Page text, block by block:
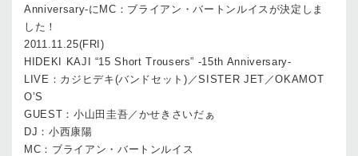
Anniversary-にMC：ブライアン・バートンルイスが決定しま
した！
2011.11.25(FRI)
HIDEKI KAJI “15 Short Trousers” -15th Anniversary-
LIVE：カジヒデキ(バンドセット)／SISTER JET／OKAMOT
O’S
GUEST：小山田圭吾／かせきさいだぁ
DJ：小西康陽
MC：ブライアン・バートンルイス